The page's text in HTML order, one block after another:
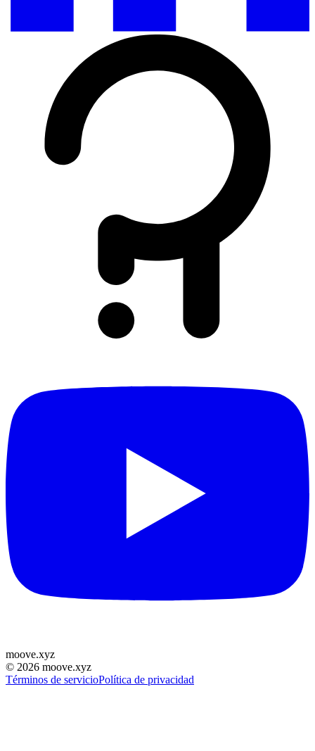
moove.xyz
© 2026 moove.xyz
Términos de servicioPolítica de privacidad